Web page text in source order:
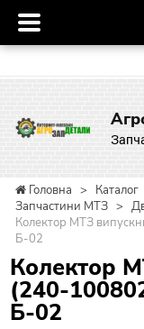
Головна > Каталог
Запчастини МТЗ >
Колектор МТЗ
Б-02
Колектор
(240-
Б-02